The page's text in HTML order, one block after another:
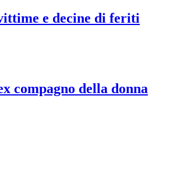
e decine di feriti
compagno della donna